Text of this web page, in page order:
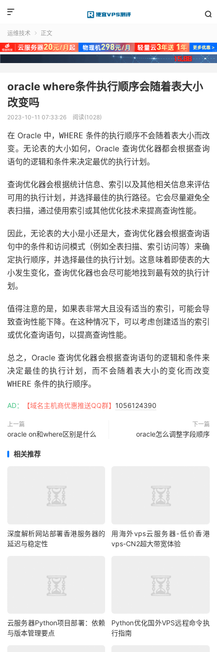


运维技术  正文
oracle where条件执行顺序会随着表大小
改变吗
2023-10-11 07:33:26 阅读(1028)
在 Oracle 中， WHERE 条件的执行顺序不会随着表大小而改
变。无论表的大小如何，Oracle 查询优化器都会根据查询
语句的逻辑和条件来决定最优的执行计划。
查询优化器会根据统计信息、索引以及其他相关信息来评估
可用的执行计划，并选择最佳的执行路径。它会尽量避免全
表扫描，通过使用索引或其他优化技术来提高查询性能。
因此，无论表的大小是小还是大，查询优化器会根据查询语
句中的条件和访问模式（例如全表扫描、索引访问等）来确
定执行顺序，并选择最佳的执行计划。这意味着即使表的大
小发生变化，查询优化器也会尽可能地找到最有效的执行计
划。
值得注意的是，如果表非常大且没有适当的索引，可能会导
致查询性能下降。在这种情况下，可以考虑创建适当的索引
或优化查询语句，以提高查询性能。
总之，Oracle 查询优化器会根据查询语句的逻辑和条件来
决定最佳的执行计划，而不会随着表大小的变化而改变
WHERE 条件的执行顺序。
AD： 【域名主机商优惠推送QQ群】 1056124390
上一篇
oracle on和where区别是什么
下一篇
oracle怎么调整字段顺序
相关推荐
深度解析网站部署香港服务器的
延迟与稳定性
用海外vps云服务器-低价香港
vps-CN2超大带宽体验
云服务器Python项目部署：依赖
与版本管理要点
Python优化国外VPS远程命令执
行指南